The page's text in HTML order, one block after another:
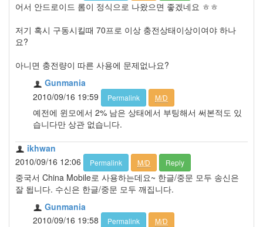
어서 안드로이드 롬이 정식으로 나왔으면 좋겠네요 ㅎㅎ
저기 혹시 구동시킬때 70프로 이상 충전상태이상이여야 하나
요?
아니면 충전량이 따른 사용에 문제없나요?
Gunmania
2010/09/16 19:59
Permalink M/D
예전에 윈모에서 2% 남은 상태에서 부팅해서 써본적도 있
습니다만 상관 없습니다.
ikhwan
2010/09/16 12:06
Permalink M/D Reply
중국서 China Mobile로 사용하는데요~ 한글/중문 모두 송신은
잘 됩니다. 수신은 한글/중문 모두 깨집니다.
Gunmania
2010/09/16 19:58
Permalink M/D